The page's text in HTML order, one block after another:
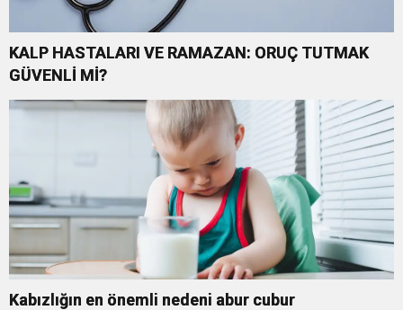
KALP HASTALARI VE RAMAZAN: ORUÇ TUTMAK
GÜVENLİ Mİ?
Kabızlığın en önemli nedeni abur cubur